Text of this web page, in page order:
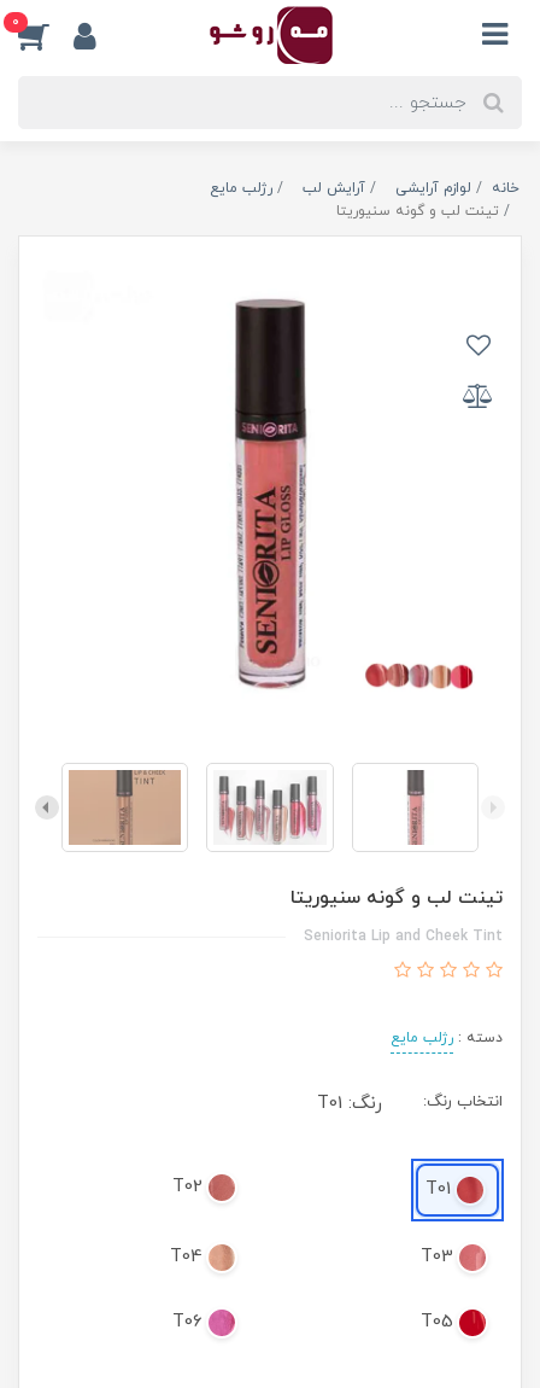
0
خانه لوازم آرایشی آرایش لب
رژلب مایع
تینت لب و گونه سنیوریتا
تینت لب و گونه سنیوریتا
Seniorita Lip and Cheek Tint
دسته : رژلب مایع
انتخاب رنگ: رنگ: T01
T01
T02
T03
T04
T05
T06